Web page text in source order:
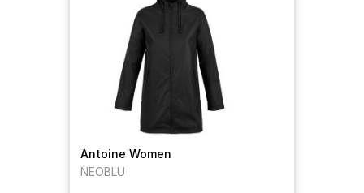
Antoine Women
NEOBLU